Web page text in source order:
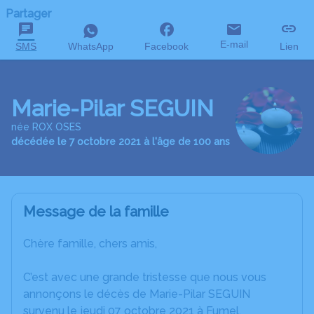
Partager
SMS WhatsApp Facebook E-mail Lien
Marie-Pilar SEGUIN
née ROX OSES
décédée le 7 octobre 2021 à l'âge de 100 ans
Message de la famille
Chère famille, chers amis,
C’est avec une grande tristesse que nous vous
annonçons le décès de Marie-Pilar SEGUIN
survenu le jeudi 07 octobre 2021 à Fumel.